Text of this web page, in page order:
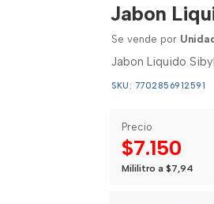
Jabon
Se vende por
Jabon Liquido
SKU: 7702856912591
Precio
$7.150
Mililitro a $7,94